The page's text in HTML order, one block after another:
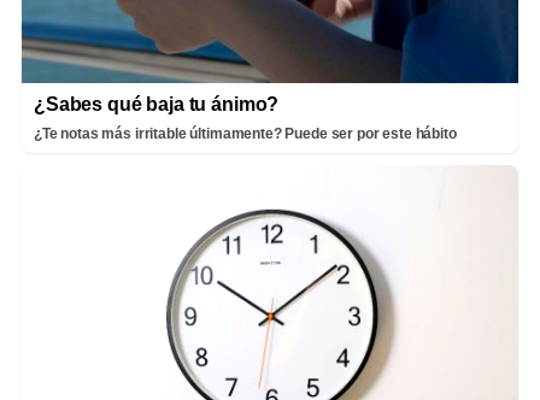
¿Sabes qué baja tu ánimo?
¿Te notas más irritable últimamente? Puede ser por este hábito